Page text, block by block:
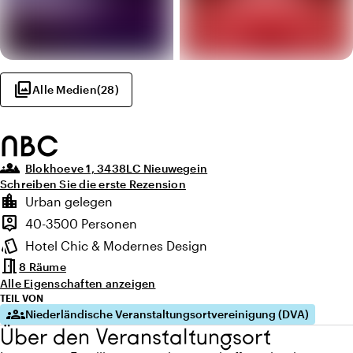
photo_libraryAlle Medien(28)
NBC
groups_3 Blokhoeve 1, 3438LC Nieuwegein
Schreiben Sie die erste Rezension
Highlights
location_city
Lage und Umgebung
Urban gelegen
person_pin
Kapazität
40-3500 Personen
style
Ambiente
Hotel Chic & Modernes Design
meeting_room8 Räume
Alle Eigenschaften anzeigen
TEIL VON
groupsNiederländische Veranstaltungsortvereinigung (DVA)
Über den Veranstaltungsort